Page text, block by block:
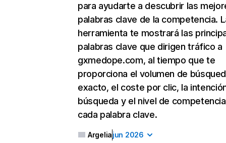
para ayudarte a descubrir las
palabras clave de la competencia.
herramienta te mostrará las
palabras clave que dirigen tráfico a
gxmedope.com, al tiempo que te
proporciona el volumen de
exacto, el coste por clic, la
búsqueda y el nivel de
cada palabra clave.
Argeliajun 2026